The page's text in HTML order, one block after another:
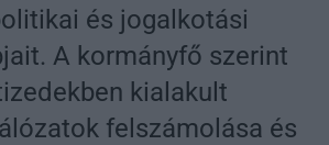
és jogalkotási
A kormányfő szerint
kialakult
felszámolása és